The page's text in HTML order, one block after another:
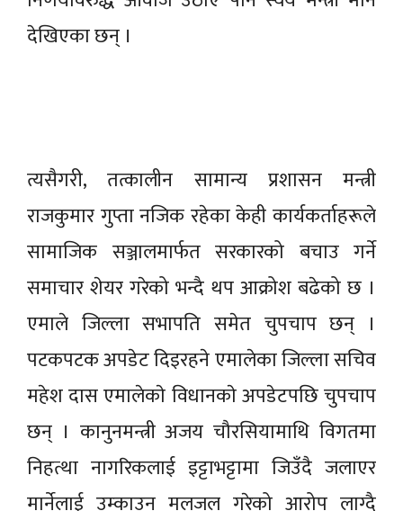
देखिएका छन् ।
त्यसैगरी, तत्कालीन सामान्य प्रशासन मन्त्री
राजकुमार गुप्ता नजिक रहेका केही कार्यकर्ताहरूले
सामाजिक सञ्जालमार्फत सरकारको बचाउ गर्ने
समाचार शेयर गरेको भन्दै थप आक्रोश बढेको छ ।
एमाले जिल्ला सभापति समेत चुपचाप छन् ।
पटकपटक अपडेट दिइरहने एमालेका जिल्ला सचिव
महेश दास एमालेकाे विधानकाे अपडेटपछि चुपचाप
छन् । कानुनमन्त्री अजय चौरसियामाथि विगतमा
निहत्था नागरिकलाई इट्टाभट्टामा जिउँदै जलाएर